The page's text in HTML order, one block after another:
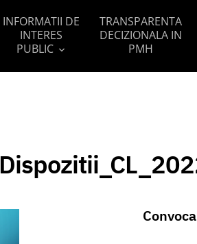
INFORMATII DE
INTERES
PUBLIC
TRANSPARENTA
DECIZIONALA IN
PMH